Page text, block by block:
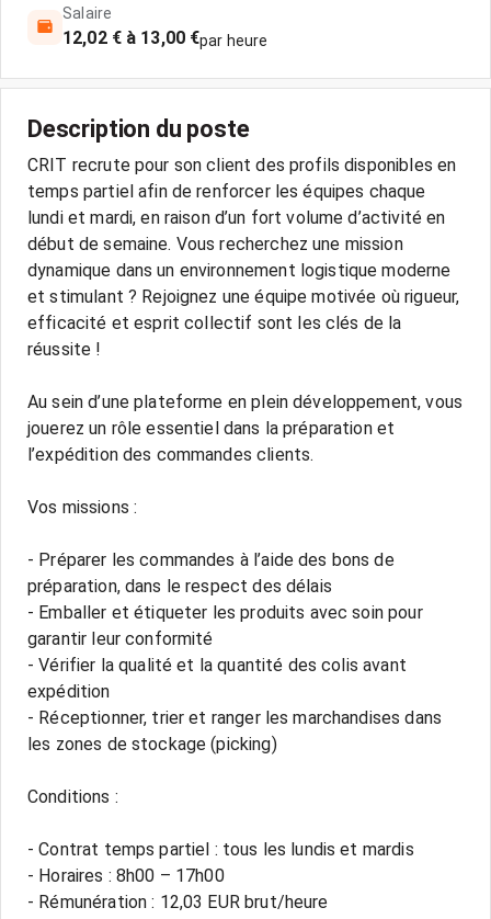
Salaire
12,02 € à 13,00 €par heure
Description du poste
CRIT recrute pour son client des profils disponibles en
temps partiel afin de renforcer les équipes chaque
lundi et mardi, en raison d’un fort volume d’activité en
début de semaine. Vous recherchez une mission
dynamique dans un environnement logistique moderne
et stimulant ? Rejoignez une équipe motivée où rigueur,
efficacité et esprit collectif sont les clés de la
réussite !
Au sein d’une plateforme en plein développement, vous
jouerez un rôle essentiel dans la préparation et
l’expédition des commandes clients.
Vos missions :
- Préparer les commandes à l’aide des bons de
préparation, dans le respect des délais
- Emballer et étiqueter les produits avec soin pour
garantir leur conformité
- Vérifier la qualité et la quantité des colis avant
expédition
- Réceptionner, trier et ranger les marchandises dans
les zones de stockage (picking)
Conditions :
- Contrat temps partiel : tous les lundis et mardis
- Horaires : 8h00 – 17h00
- Rémunération : 12,03 EUR brut/heure